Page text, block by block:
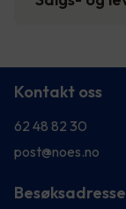
Kontakt oss
62 48 82 30
post@noes.no
Besøksadresse